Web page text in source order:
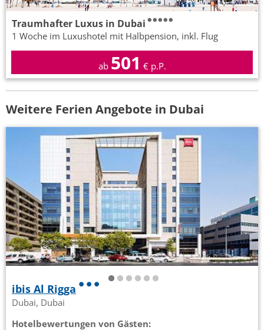
Traumhafter Luxus in Dubai
1 Woche im Luxushotel mit Halbpension, inkl. Flug
ab 501 € p.P.
Weitere Ferien Angebote in Dubai
ibis Al Rigga
Dubai, Dubai
Hotelbewertungen von Gästen: